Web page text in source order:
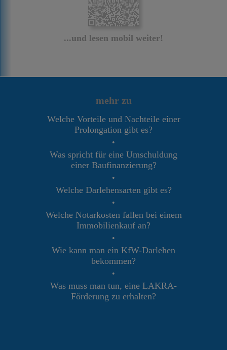
...und lesen mobil weiter!
mehr zu
Welche Vorteile und Nachteile einer
Prolongation gibt es?
•
Was spricht für eine Umschuldung
einer Baufinanzierung?
•
Welche Darlehensarten gibt es?
•
Welche Notarkosten fallen bei einem
Immobilienkauf an?
•
Wie kann man ein KfW-Darlehen
bekommen?
•
Was muss man tun, eine LAKRA-
Förderung zu erhalten?